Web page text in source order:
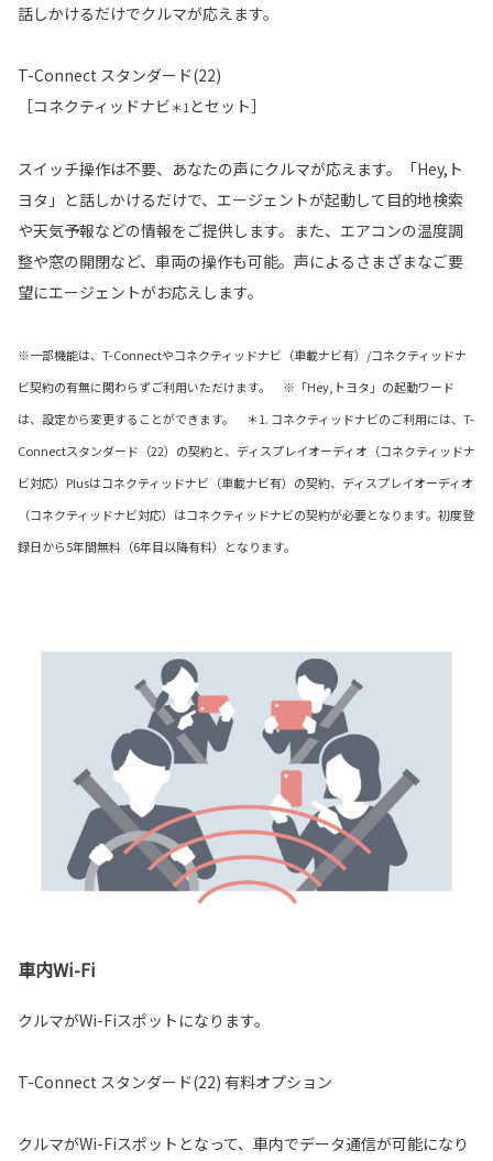
話しかけるだけでクルマが応えます。
T-Connect スタンダード(22)
［コネクティッドナビ＊1 とセット］
スイッチ操作は不要、あなたの声にクルマが応えます。「Hey,ト
ヨタ」と話しかけるだけで、エージェントが起動して目的地検索
や天気予報などの情報をご提供します。また、エアコンの温度調
整や窓の開閉など、車両の操作も可能。声によるさまざまなご要
望にエージェントがお応えします。
※一部機能は、T-Connectやコネクティッドナビ（車載ナビ有）/コネクティッドナ
ビ契約の有無に関わらずご利用いただけます。 ※「Hey,トヨタ」の起動ワード
は、設定から変更することができます。 ＊1. コネクティッドナビのご利用には、T-
Connectスタンダード（22）の契約と、ディスプレイオーディオ（コネクティッドナ
ビ対応）Plusはコネクティッドナビ（車載ナビ有）の契約、ディスプレイオーディオ
（コネクティッドナビ対応）はコネクティッドナビの契約が必要となります。初度登
録日から5年間無料（6年目以降有料）となります。
車内Wi-Fi
クルマがWi-Fiスポットになります。
T-Connect スタンダード(22) 有料オプション
クルマがWi-Fiスポットとなって、車内でデータ通信が可能になり